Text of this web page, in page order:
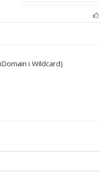
i Wildcard)